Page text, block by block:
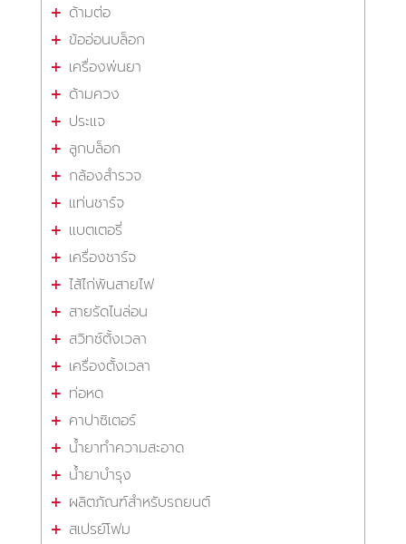
ด้ามต่อ
ข้ออ่อนบล็อก
เครื่องพ่นยา
ด้ามควง
ประแจ
ลูกบล็อก
กล้องสำรวจ
แท่นชาร์จ
แบตเตอรี่
เครื่องชาร์จ
ไส้ไก่พันสายไฟ
สายรัดไนล่อน
สวิทซ์ตั้งเวลา
เครื่องตั้งเวลา
ท่อหด
คาปาซิเตอร์
น้ำยาทำความสะอาด
น้ำยาบำรุง
ผลิตภัณฑ์สำหรับรถยนต์
สเปรย์โฟม